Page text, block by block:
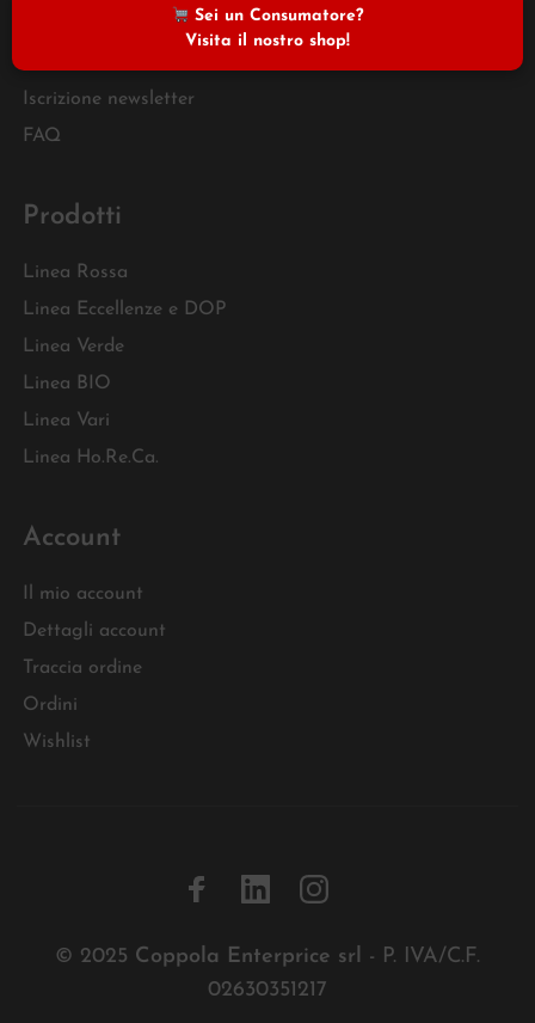
Iscrizione newsletter
FAQ
Prodotti
Linea Rossa
Linea Eccellenze e DOP
Linea Verde
Linea BIO
Linea Vari
Linea Ho.Re.Ca.
Account
Il mio account
Dettagli account
Traccia ordine
Ordini
Wishlist
© 2025 Coppola Enterprice srl - P. IVA/C.F.
02630351217
Sei un Consumatore?
Visita il nostro shop!